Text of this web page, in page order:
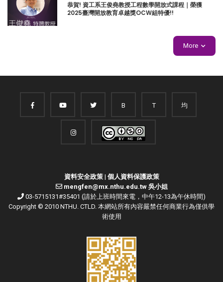
恭賀! 資工系王俊堯教授工程數學開放式課程｜榮獲
2025臺灣開放教育卓越獎OCW組特優!!
More
B T 均
資料安全政策| 個人資料保護政策
mengfen@mx.nthu.edu.tw 吳小姐
03-5715131#35401 (請於上班時間來電，中午12-13為午休時間)
Copyright © 2010 NTHU. CTLD. 本網站所有內容嚴禁任何商業行為僅供學
術使用